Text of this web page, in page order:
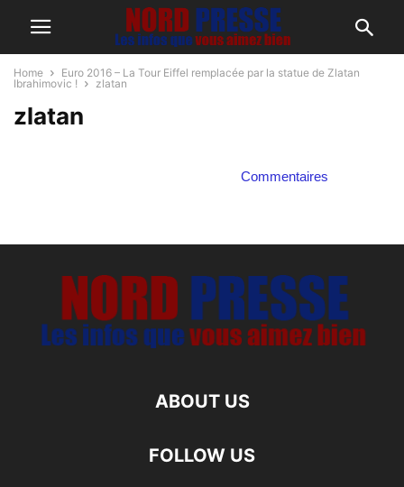
Home
Euro 2016 – La Tour Eiffel remplacée par la statue de Zlatan
Ibrahimovic !
zlatan
zlatan
Commentaires
ABOUT US
FOLLOW US